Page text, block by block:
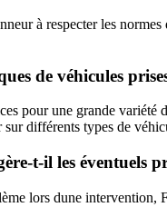
à respecter les
de véhicules
pour une grande
différents types de
t-il les éventuels
lors dune intervention,